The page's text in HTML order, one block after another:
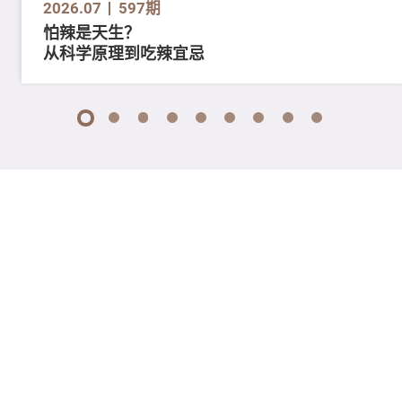
2026.07 597期
怕辣是天生？
从科学原理到吃辣宜忌
1 2 3 4 5 6 7 8 9